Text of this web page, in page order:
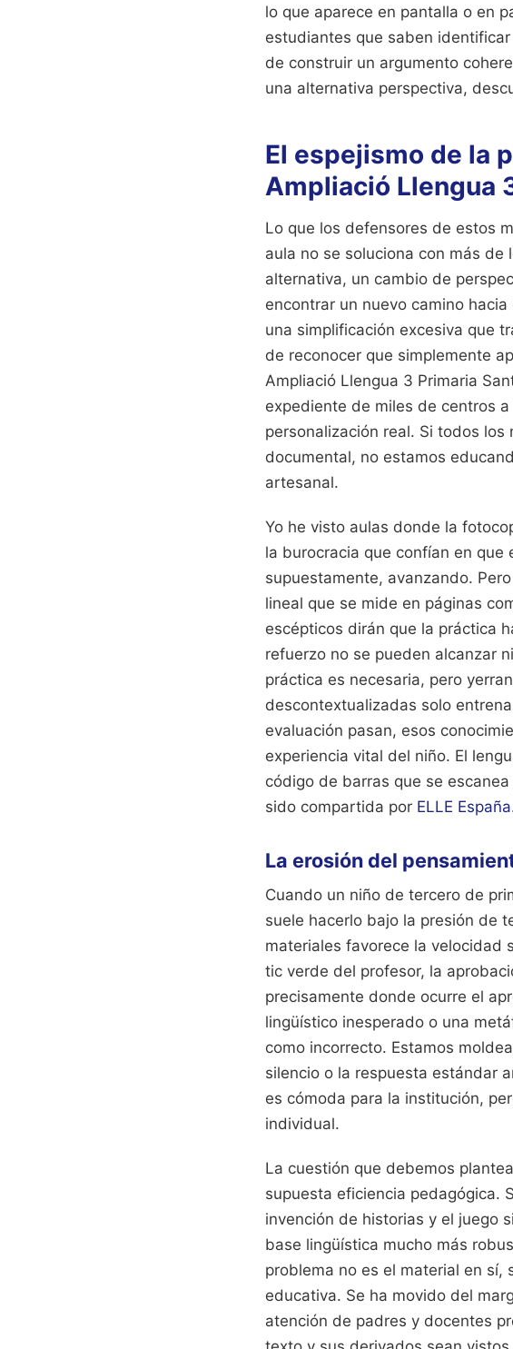
lo que aparece en pantalla o en
estudiantes que saben
de construir un argumento
una alternativa perspectiva,
El espejismo de la
Ampliació Llengua
Lo que los defensores de estos
aula no se soluciona con más
alternativa, un cambio de
encontrar un nuevo camino
una simplificación excesiva que
de reconocer que simplemente
Ampliació Llengua 3 Primaria
expediente de miles de centros
personalización real. Si todos
documental, no estamos
artesanal.
Yo he visto aulas donde la
la burocracia que confían en
supuestamente, avanzando.
lineal que se mide en páginas
escépticos dirán que la práctica
refuerzo no se pueden alcanzar
práctica es necesaria, pero
descontextualizadas solo
evaluación pasan, esos
experiencia vital del niño. El
código de barras que se
sido compartida por ELLE España
La erosión del
Cuando un niño de tercero de
suele hacerlo bajo la presión de
materiales favorece la velocidad
tic verde del profesor, la
precisamente donde ocurre el
lingüístico inesperado o una
como incorrecto. Estamos
silencio o la respuesta estándar
es cómoda para la institución,
individual.
La cuestión que debemos
supuesta eficiencia pedagógica.
invención de historias y el juego
base lingüística mucho más
problema no es el material en sí,
educativa. Se ha movido del
atención de padres y docentes